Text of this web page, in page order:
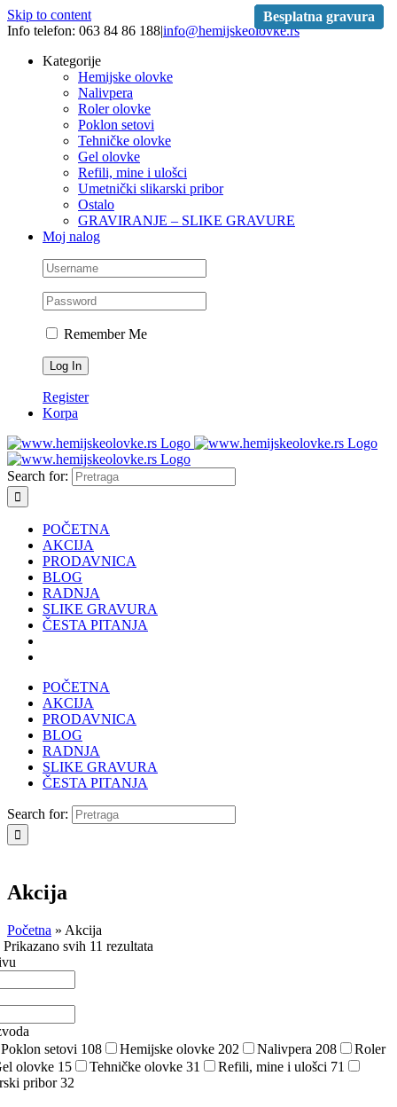
Skip to content
Info telefon: 063 84 86 188|info@hemijskeolovke.rs
Kategorije
Hemijske olovke
Nalivpera
Roler olovke
Poklon setovi
Tehničke olovke
Gel olovke
Refili, mine i ulošci
Umetnički slikarski pribor
Ostalo
GRAVIRANJE – SLIKE GRAVURE
Moj nalog
Remember Me
Register
Korpa
Search for:
POČETNA
AKCIJA
PRODAVNICA
BLOG
RADNJA
SLIKE GRAVURA
ČESTA PITANJA
POČETNA
AKCIJA
PRODAVNICA
BLOG
RADNJA
SLIKE GRAVURA
ČESTA PITANJA
Search for:
Akcija
Početna » Akcija
Prikazano svih 11 rezultata
Poklon setovi 108 Hemijske olovke 202 Nalivpera 208
Roler
olovke 15 Tehničke olovke 31 Refili, mine i ulošci 71
pribor32
Besplatna gravura
Besplatna gravura
Besplatna gravura
Besplatna gravura
Besplatna gravura
Besplatna gravura